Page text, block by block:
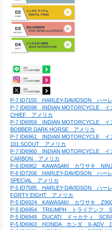
P-7 ID7155　HARLEY-DAVIDSON　ハー
P-7 ID6598　INDIAN MOTORCYCLE　
CHIEF　アメリカ
P-7 ID6959　INDIAN MOTORCYCLE　
BOBBER DARK HORSE　アメリカ
P-7 ID6961　INDIAN MOTORCYCLE　
101 SCOUT　アメリカ
P-7 ID6960　INDIAN MOTORCYCLE　
CARBON　アメリカ
P-6 ID6962　KAWASAKI　カワサキ　
P-6 ID7206　HARLEY-DAVIDSON　ハー
SPECIAL　アメリカ
P-5 ID7585　HARLEY-DAVIDSON　ハー
FORTY EIGHT　アメリカ
P-5 ID6924　KAWASAKI　カワサキ　
P-5 ID6954　TRIUMPH　トライアンフ　
P-5 ID6949　DUCATI　ドゥカティ　
P-5 ID6963　HONDA　ホンダ　X-ADV　